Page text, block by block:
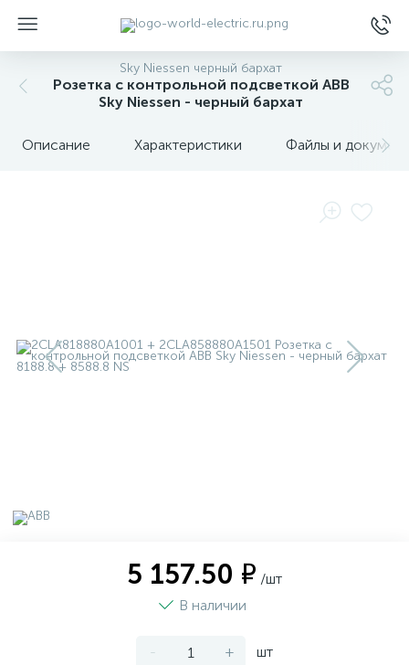
Sky Niessen черный бархат
Розетка с контрольной подсветкой ABB
Sky Niessen - черный бархат
Описание Характеристики Файлы и
5 157.50 ₽ /шт
В наличии
- + шт